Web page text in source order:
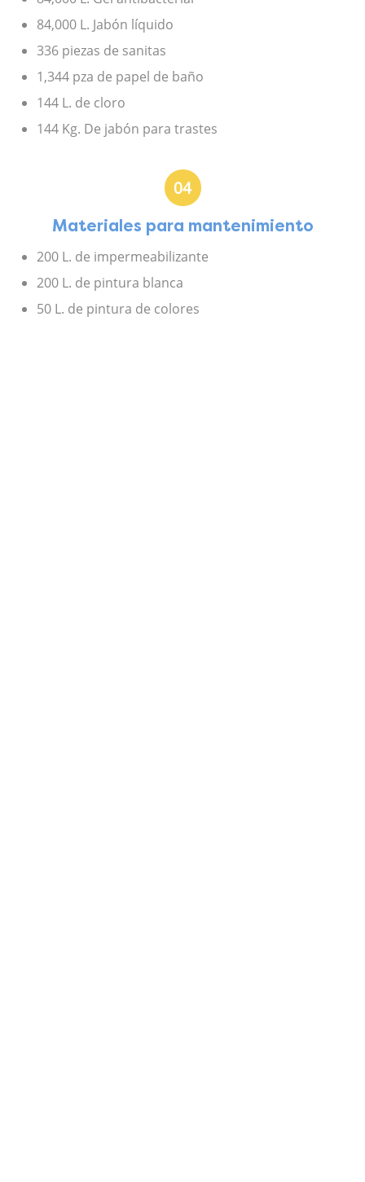
84,000 L. Jabón líquido
336 piezas de sanitas
1,344 pza de papel de baño
144 L. de cloro
144 Kg. De jabón para trastes
04
Materiales para mantenimiento
200 L. de impermeabilizante
200 L. de pintura blanca
50 L. de pintura de colores